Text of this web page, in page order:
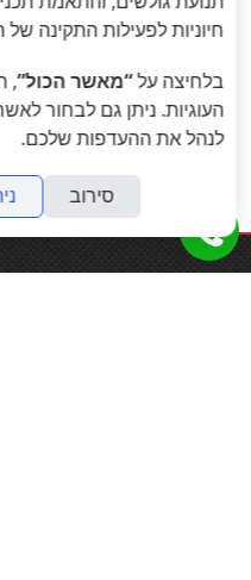
הקודם : Total
Comfort - Max אפור

חיוניות לפעילות התקינה
בלחיצה על“מאשר הכול”,
העוגיות. ניתן גם לבחור
לנהל את ההעדפות שלכם.
סירוב